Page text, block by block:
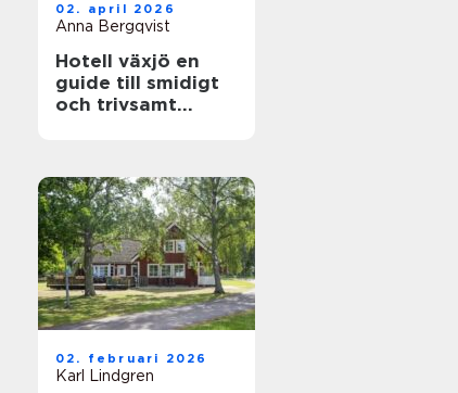
02. april 2026
Anna Bergqvist
Hotell växjö en
guide till smidigt
och trivsamt
02. februari 2026
Karl Lindgren